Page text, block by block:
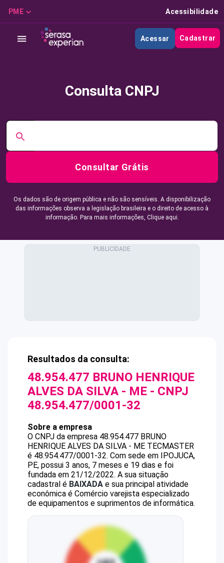
PME Acessibilidade
Acessar Cadastrar
Consulta CNPJ
Consultar Grátis
Os dados são de origem pública e não são sensíveis. A disponibilização
das informações observa a legislação brasileira e o direito de acesso à
informação. Para mais informações, Clique aqui.
Resultados da consulta:
48.954.477 BRUNO HENRIQUE
ALVES DA SILVA - ME - CNPJ
48.954.477/0001-32
Sobre a empresa
O CNPJ da empresa 48.954.477 BRUNO
HENRIQUE ALVES DA SILVA - ME TECMASTER
é 48.954.477/0001-32. Com sede em IPOJUCA,
PE, possui 3 anos, 7 meses e 19 dias e foi
fundada em 21/12/2022. A sua situação
cadastral é BAIXADA e sua principal atividade
econômica é Comércio varejista especializado
de equipamentos e suprimentos de informática.